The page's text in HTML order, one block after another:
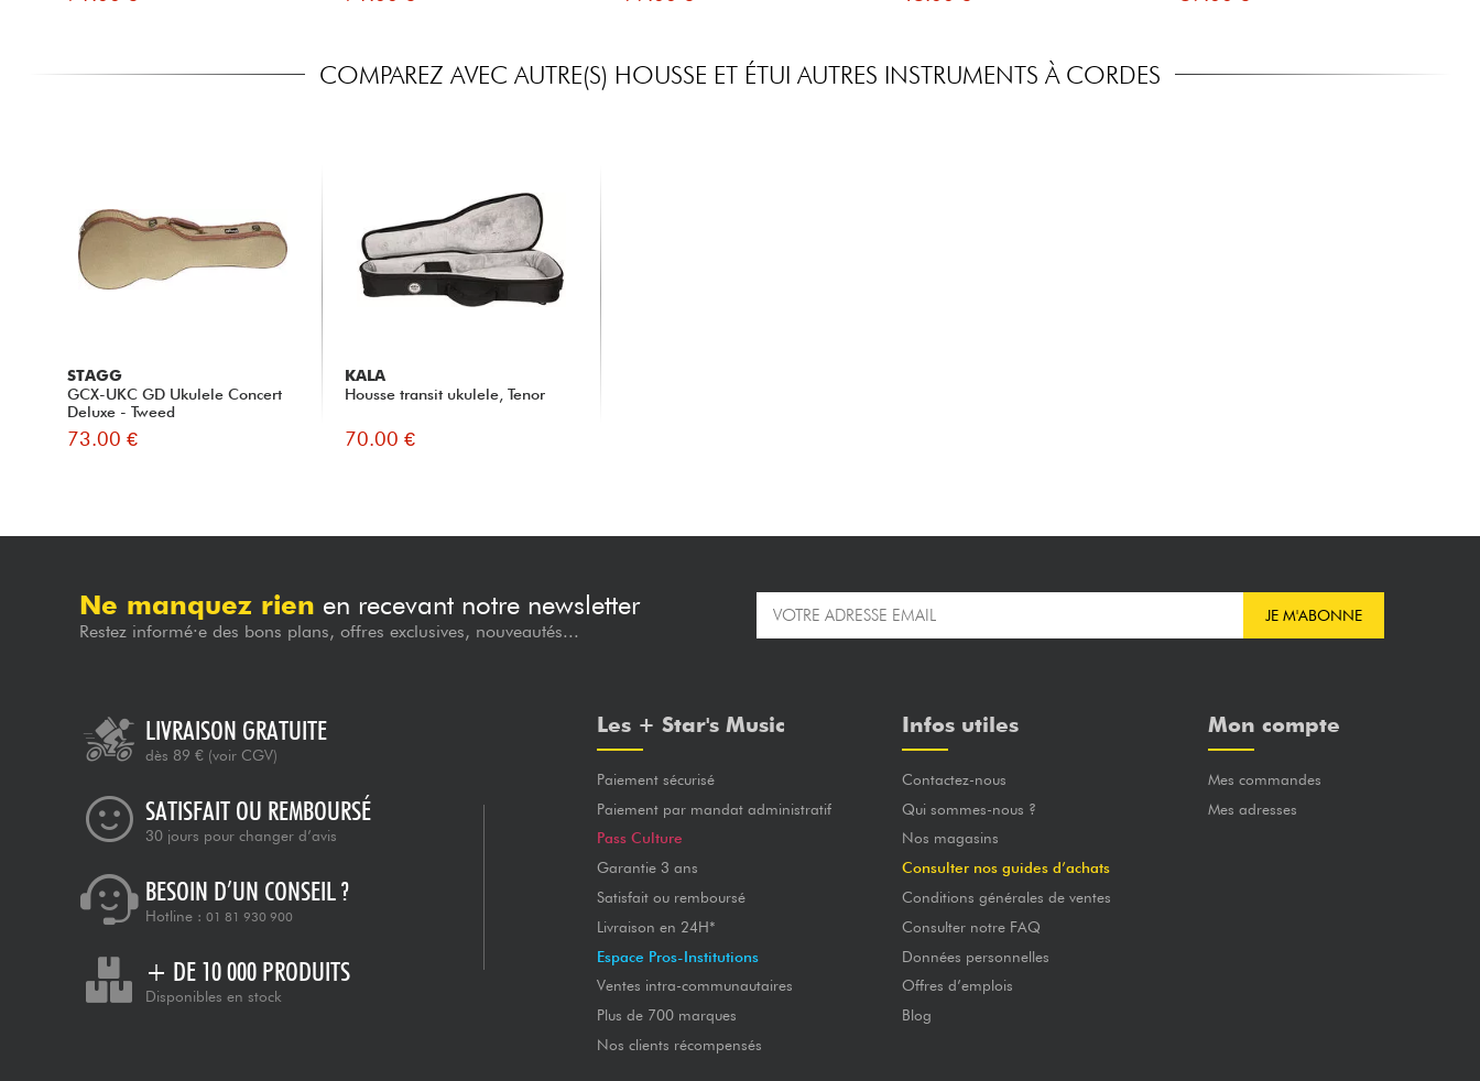
COMPAREZ AVEC AUTRE(S) HOUSSE ET ÉTUI AUTRES INSTRUMENTS À CORDES
STAGG
GCX-UKC GD Ukulele Concert
Deluxe - Tweed
73.00 €
KALA
Housse transit ukulele, Tenor
70.00 €
Ne manquez rien en recevant notre newsletter
Restez informé·e des bons plans, offres exclusives, nouveautés...
JE M'ABONNE
LIVRAISON GRATUITE
dès 89 € (voir CGV)
SATISFAIT OU REMBOURSÉ
30 jours pour changer d’avis
BESOIN D’UN CONSEIL ?
Hotline : 01 81 930 900
+ DE 10 000 PRODUITS
Disponibles en stock
Les + Star's Music
Paiement sécurisé
Paiement par mandat administratif
Pass Culture
Garantie 3 ans
Satisfait ou remboursé
Livraison en 24H*
Espace Pros-Institutions
Ventes intra-communautaires
Plus de 700 marques
Nos clients récompensés
Infos utiles
Contactez-nous
Qui sommes-nous ?
Nos magasins
Consulter nos guides d’achats
Conditions générales de ventes
Consulter notre FAQ
Données personnelles
Offres d’emplois
Blog
Mon compte
Mes commandes
Mes adresses